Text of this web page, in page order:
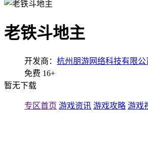
老铁斗地主
开发商： 杭州朋游网络科技有限公
免费 16+
暂无下载
专区首页 游戏资讯 游戏攻略 游戏